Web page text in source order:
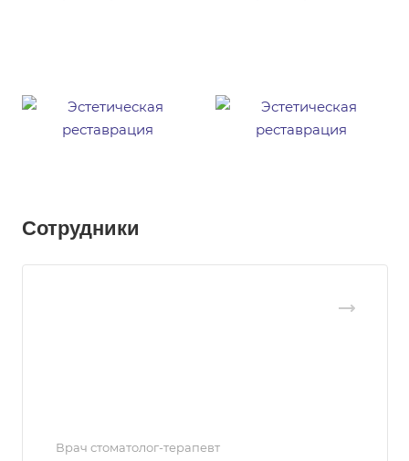
Сотрудники
Врач стоматолог-терапевт